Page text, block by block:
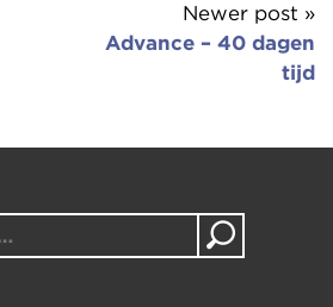
Newer post »
Advance – 40 dagen
tijd